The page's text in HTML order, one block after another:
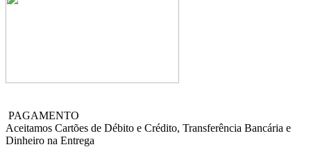
PAGAMENTO
Aceitamos Cartões de Débito e Crédito, Transferência Bancária e
Dinheiro na Entrega